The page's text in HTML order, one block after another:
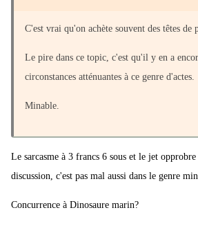
C'est vrai qu'on achète souvent des têtes de
Le pire dans ce topic, c'est qu'il y en a
circonstances atténuantes à ce genre d'actes.
Minable.
Le sarcasme à 3 francs 6 sous et le jet
discussion, c'est pas mal aussi dans le genre
Concurrence à Dinosaure marin?